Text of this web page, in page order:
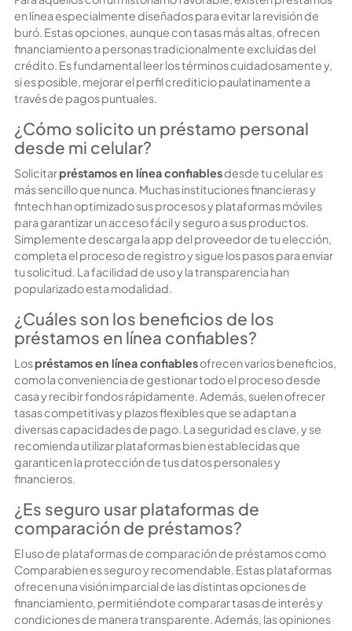
en línea especialmente diseñados para evitar la revisión de
buró. Estas opciones, aunque con tasas más altas, ofrecen
financiamiento a personas tradicionalmente excluidas del
crédito. Es fundamental leer los términos cuidadosamente y,
si es posible, mejorar el perfil crediticio paulatinamente a
través de pagos puntuales.
¿Cómo solicito un préstamo personal
desde mi celular?
Solicitarpréstamos en línea confiablesdesde tu celular es
más sencillo que nunca. Muchas instituciones financieras y
fintech han optimizado sus procesos y plataformas móviles
para garantizar un acceso fácil y seguro a sus productos.
Simplemente descarga la app del proveedor de tu elección,
completa el proceso de registro y sigue los pasos para enviar
tu solicitud. La facilidad de uso y la transparencia han
popularizado esta modalidad.
¿Cuáles son los beneficios de los
préstamos en línea confiables?
Lospréstamos en línea confiablesofrecen varios beneficios,
como la conveniencia de gestionar todo el proceso desde
casa y recibir fondos rápidamente. Además, suelen ofrecer
tasas competitivas y plazos flexibles que se adaptan a
diversas capacidades de pago. La seguridad es clave, y se
recomienda utilizar plataformas bien establecidas que
garanticen la protección de tus datos personales y
financieros.
¿Es seguro usar plataformas de
comparación de préstamos?
El uso de plataformas de comparación de préstamos como
Comparabien es seguro y recomendable. Estas plataformas
ofrecen una visión imparcial de las distintas opciones de
financiamiento, permitiéndote comparar tasas de interés y
condiciones de manera transparente. Además, las opiniones